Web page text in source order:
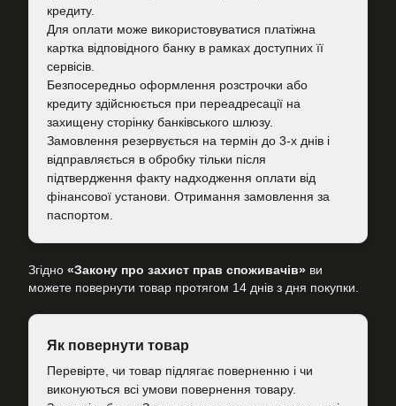
кредиту.
Для оплати може використовуватися платіжна
картка відповідного банку в рамках доступних її
сервісів.
Безпосередньо оформлення розстрочки або
кредиту здійснюється при переадресації на
захищену сторінку банківського шлюзу.
Замовлення резервується на термін до 3-х днів і
відправляється в обробку тільки після
підтвердження факту надходження оплати від
фінансової установи. Отримання замовлення за
паспортом.
Згідно «Закону про захист прав споживачів» ви
можете повернути товар протягом 14 днів з дня покупки.
Як повернути товар
Перевірте, чи товар підлягає поверненню і чи
виконуються всі умови повернення товару.